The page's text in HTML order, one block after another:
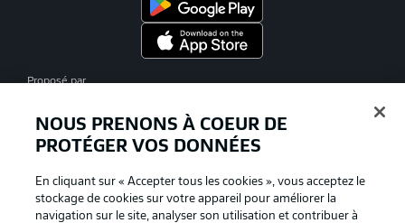
Proposé par
NOUS PRENONS À COEUR DE
PROTÉGER VOS DONNÉES
En cliquant sur « Accepter tous les cookies », vous acceptez le
stockage de cookies sur votre appareil pour améliorer la
navigation sur le site, analyser son utilisation et contribuer à